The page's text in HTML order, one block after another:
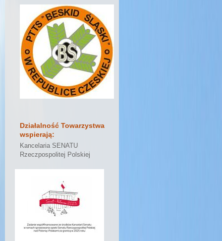
Działalność Towarzystwa
wspierają:
Kancelaria SENATU
Rzeczpospolitej Polskiej